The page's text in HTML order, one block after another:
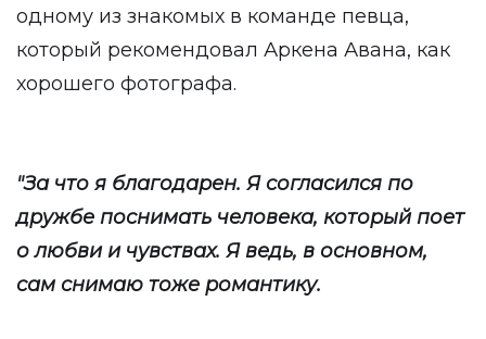
одному из знакомых в команде певца,
который рекомендовал Аркена Авана, как
хорошего фотографа.
"За что я благодарен. Я согласился по
дружбе поснимать человека, который поет
о любви и чувствах. Я ведь, в основном,
сам снимаю тоже романтику.